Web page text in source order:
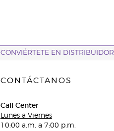
CONVIÉRTETE EN DISTRIBUIDOR
CONTÁCTANOS
Call Center
Lunes a Viernes
10:00 a.m. a 7:00 p.m.